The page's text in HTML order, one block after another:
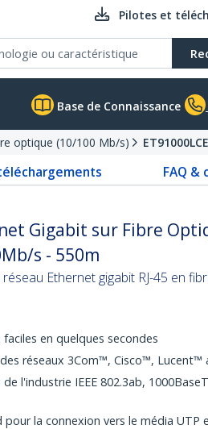
Pilotes et
Base de Connaissance
optique (10/100 Mb/s)
FAQ &
Gigabit sur Fibre
s - 550m
Ethernet gigabit RJ-45 en
en quelques secondes
réseaux 3Com™, Cisco™,
l'industrie IEEE 802.3ab,
pour la connexion vers le média UTP